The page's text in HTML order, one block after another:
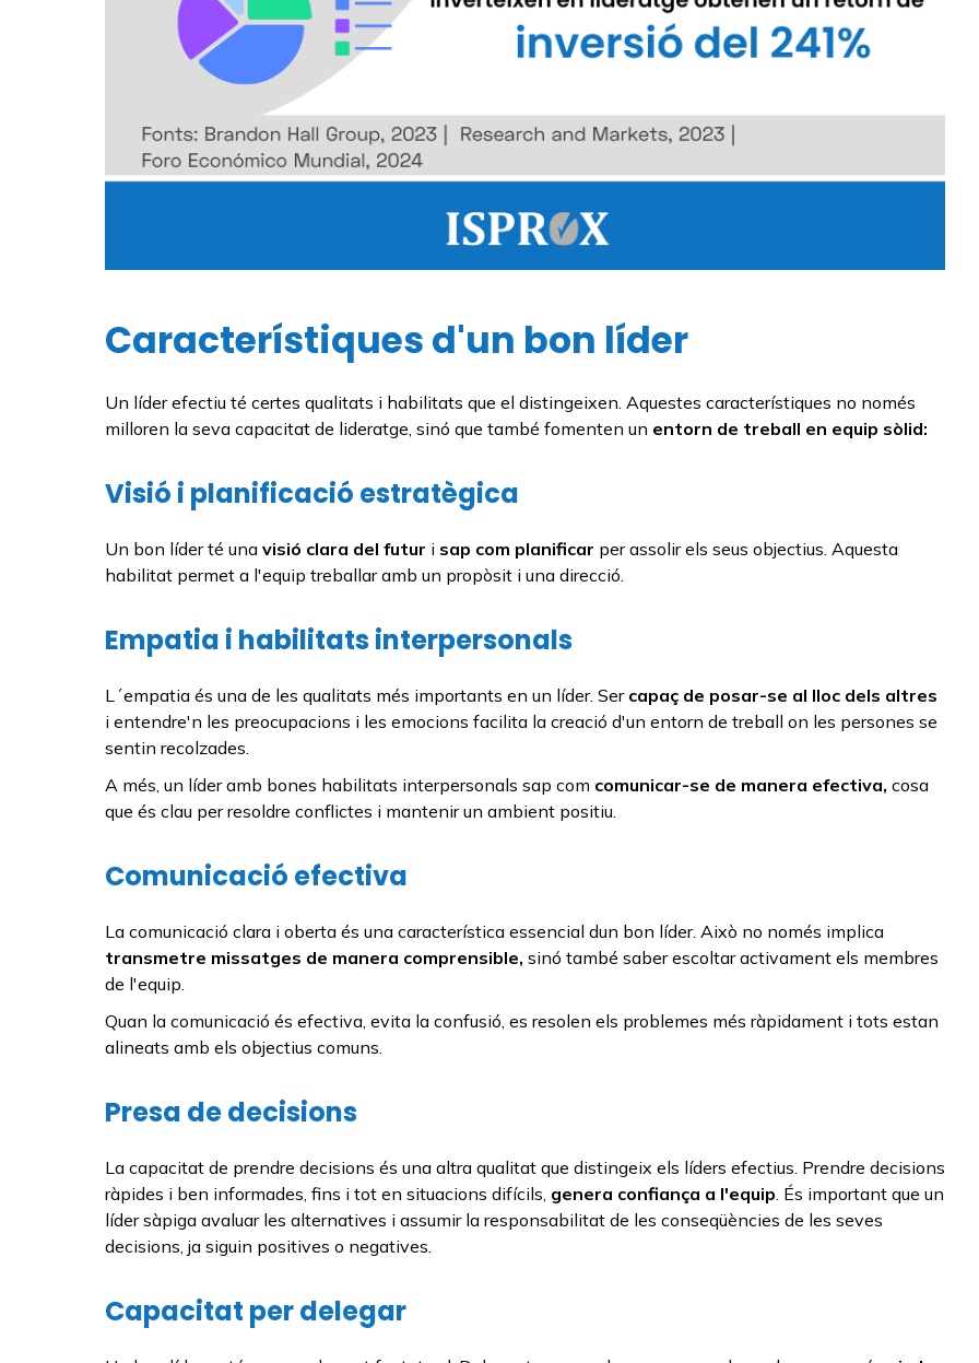
Característiques d'un bon líder
Un líder efectiu té certes qualitats i habilitats que el distingeixen. Aquestes característiques no només
milloren la seva capacitat de lideratge, sinó que també fomenten un entorn de treball en equip sòlid:
Visió i planificació estratègica
Un bon líder té una visió clara del futur i sap com planificar per assolir els seus objectius. Aquesta
habilitat permet a l'equip treballar amb un propòsit i una direcció.
Empatia i habilitats interpersonals
L´empatia és una de les qualitats més importants en un líder. Ser capaç de posar-se al lloc dels altres
i entendre'n les preocupacions i les emocions facilita la creació d'un entorn de treball on les persones se
sentin recolzades.
A més, un líder amb bones habilitats interpersonals sap com comunicar-se de manera efectiva, cosa
que és clau per resoldre conflictes i mantenir un ambient positiu.
Comunicació efectiva
La comunicació clara i oberta és una característica essencial dun bon líder. Això no només implica
transmetre missatges de manera comprensible, sinó també saber escoltar activament els membres
de l'equip.
Quan la comunicació és efectiva, evita la confusió, es resolen els problemes més ràpidament i tots estan
alineats amb els objectius comuns.
Presa de decisions
La capacitat de prendre decisions és una altra qualitat que distingeix els líders efectius. Prendre decisions
ràpides i ben informades, fins i tot en situacions difícils, genera confiança a l'equip . És important que un
líder sàpiga avaluar les alternatives i assumir la responsabilitat de les conseqüències de les seves
decisions, ja siguin positives o negatives.
Capacitat per delegar